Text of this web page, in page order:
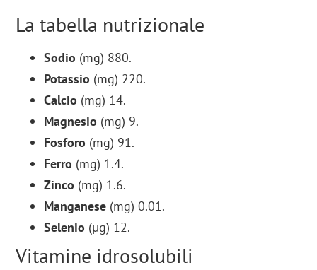
La tabella nutrizionale
Sodio (mg) 880.
Potassio (mg) 220.
Calcio (mg) 14.
Magnesio (mg) 9.
Fosforo (mg) 91.
Ferro (mg) 1.4.
Zinco (mg) 1.6.
Manganese (mg) 0.01.
Selenio (μg) 12.
Vitamine idrosolubili